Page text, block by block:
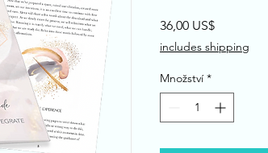
36,00 US$Cena
includes shipping
Množství *